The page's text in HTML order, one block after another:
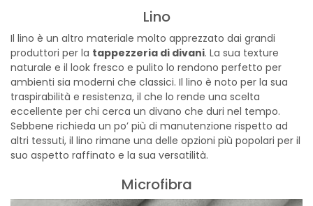
Lino
Il lino è un altro materiale molto apprezzato dai grandi
produttori per la tappezzeria di divani. La sua texture
naturale e il look fresco e pulito lo rendono perfetto per
ambienti sia moderni che classici. Il lino è noto per la sua
traspirabilità e resistenza, il che lo rende una scelta
eccellente per chi cerca un divano che duri nel tempo.
Sebbene richieda un po’ più di manutenzione rispetto ad
altri tessuti, il lino rimane una delle opzioni più popolari per il
suo aspetto raffinato e la sua versatilità.
Microfibra